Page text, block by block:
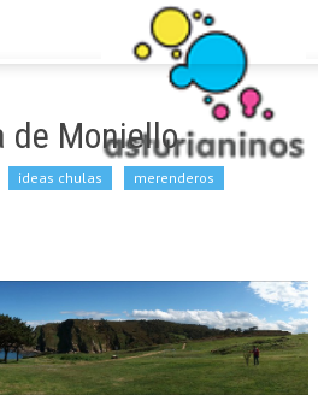
de Moniello
ideas chulas
merenderos